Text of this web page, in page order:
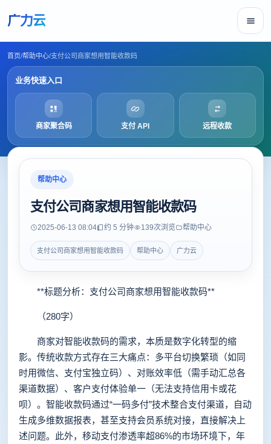
广力云
首页/帮助中心/支付公司商家想用智能收款码
业务快速入口
商家聚合码 支付 API 远程收款
帮助中心
支付公司商家想用智能收款码
2025-06-13 08:04 约 5 分钟 139次浏览 帮助中心
支付公司商家想用智能收款码 帮助中心 广力云
**标题分析：支付公司商家想用智能收款码**
（280字）
商家对智能收款码的需求，本质是数字化转型的缩
影。传统收款方式存在三大痛点：多平台切换繁琐（如同
时用微信、支付宝独立码）、对账效率低（需手动汇总各
渠道数据）、客户支付体验单一（无法支持信用卡或花
呗）。智能收款码通过“一码多付”技术整合支付渠道，自动
生成多维数据报表，甚至支持会员系统对接，直接解决上
述问题。此外，移动支付渗透率超86%的市场环境下，年